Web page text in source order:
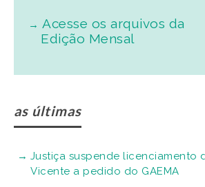
Acesse os arquivos da
Edição Mensal
as últimas
Justiça suspende licenciamento
Vicente a pedido do GAEMA